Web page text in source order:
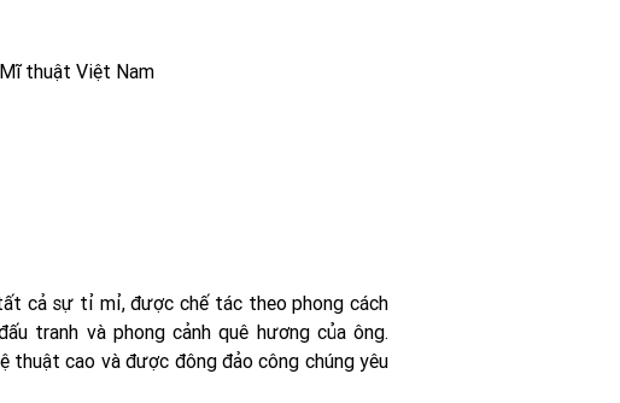
thuật Việt Nam
cả sự tỉ mỉ, được chế tác theo phong cách
tranh và phong cảnh quê hương của ông.
thuật cao và được đông đảo công chúng yêu